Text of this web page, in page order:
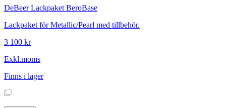
DeBeer Lackpaket BeroBase
Lackpaket för Metallic/Pearl med tillbehör.
3 100 kr
Exkl.moms
Finns i lager